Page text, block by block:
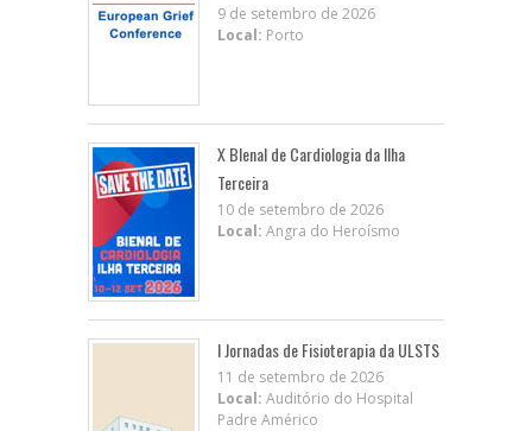
9 de setembro de 2026
Local: Porto
X BIenal de Cardiologia da Ilha
Terceira
10 de setembro de 2026
Local: Angra do Heroísmo
I Jornadas de Fisioterapia da ULSTS
11 de setembro de 2026
Local: Auditório do Hospital
Padre Américo